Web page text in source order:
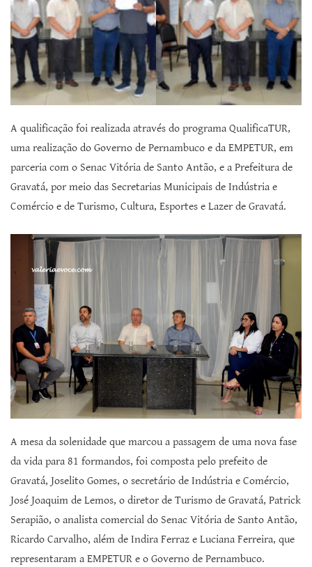
A qualificação foi realizada através do programa QualificaTUR,
uma realização do Governo de Pernambuco e da EMPETUR, em
parceria com o Senac Vitória de Santo Antão, e a Prefeitura de
Gravatá, por meio das Secretarias Municipais de Indústria e
Comércio e de Turismo, Cultura, Esportes e Lazer de Gravatá.
A mesa da solenidade que marcou a passagem de uma nova fase
da vida para 81 formandos, foi composta pelo prefeito de
Gravatá, Joselito Gomes, o secretário de Indústria e Comércio,
José Joaquim de Lemos, o diretor de Turismo de Gravatá, Patrick
Serapião, o analista comercial do Senac Vitória de Santo Antão,
Ricardo Carvalho, além de Indira Ferraz e Luciana Ferreira, que
representaram a EMPETUR e o Governo de Pernambuco.